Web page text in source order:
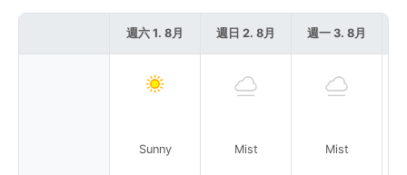
週六 1. 8月
Sunny
週日 2. 8月
Mist
週一 3. 8月
Mist